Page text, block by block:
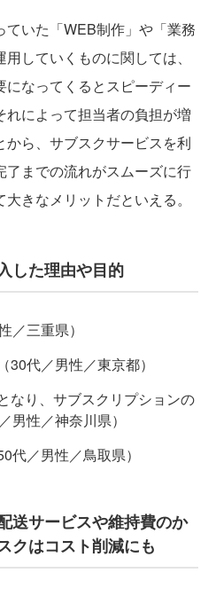
いた「WEB制作」や「業務
していくものに関しては、
なってくるとスピーディー
れによって担当者の負担が増
から、サブスクサービスを利
了までの流れがスムーズに行
きなメリットだといえる。
した理由や目的
／三重県）
30代／男性／東京都）
なり、サブスクリプションの
男性／神奈川県）
代／男性／鳥取県）
送サービスや維持費のか
クはコスト削減にも